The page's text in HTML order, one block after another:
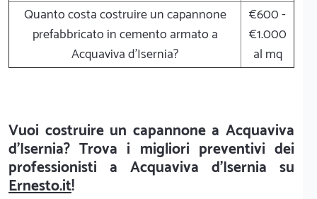
Quanto costa costruire un capannone
prefabbricato in cemento armato a
Acquaviva d'Isernia?
€600 -
€1.000
al mq
Vuoi costruire un capannone a Acquaviva
d'Isernia? Trova i migliori preventivi dei
professionisti a Acquaviva d'Isernia su
Ernesto.it!